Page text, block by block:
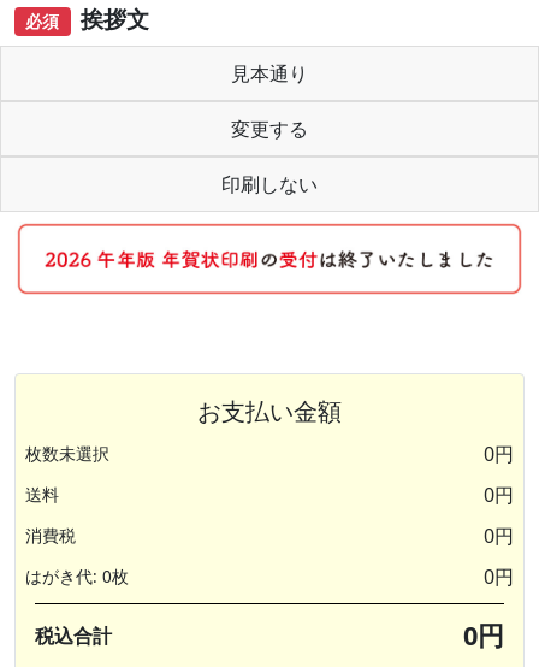
必須 挨拶文
見本通り
変更する
印刷しない
お支払い金額
枚数未選択 0円
送料 0円
消費税 0円
はがき代: 0枚 0円
税込合計 0円